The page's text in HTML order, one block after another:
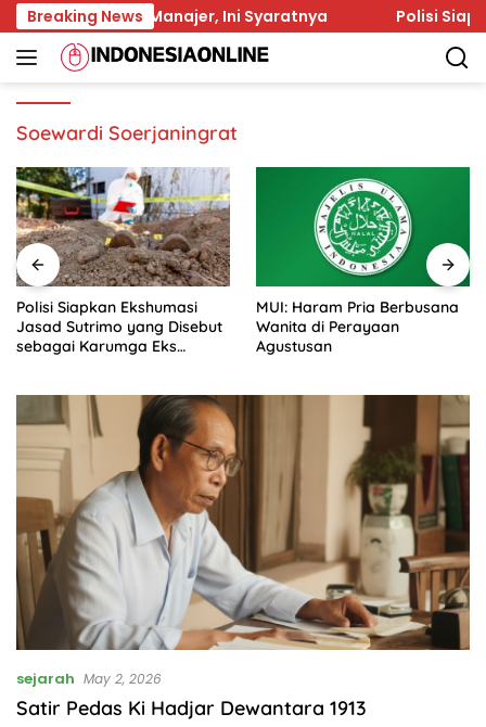
Skip
to
content
Breaking News
Asisten Manajer, Ini Syaratnya Polisi Siapkan
Soewardi Soerjaningrat
Polisi Siapkan Ekshumasi
Jasad Sutrimo yang Disebut
sebagai Karumga Eks
MUI: Haram Pria Berbusana
Wanita di Perayaan
Agustusan
sejarah May 2, 2026
Satir Pedas Ki Hadjar Dewantara 1913